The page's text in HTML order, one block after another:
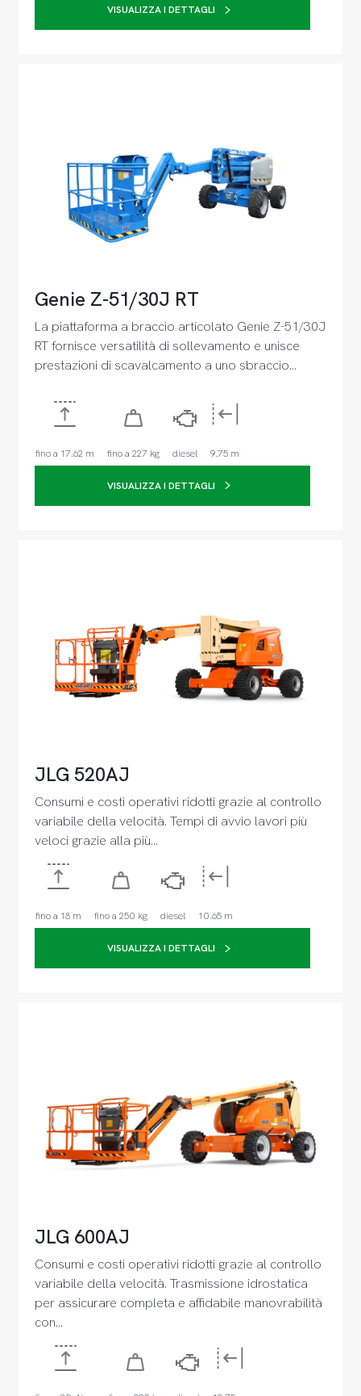
VISUALIZZA I DETTAGLI
Genie Z-51/30J RT
La piattaforma a braccio articolato Genie Z-51/30J
RT fornisce versatilità di sollevamento e unisce
prestazioni di scavalcamento a uno sbraccio…
fino a 17.62 m fino a 227 kg diesel 9.75 m
VISUALIZZA I DETTAGLI
JLG 520AJ
Consumi e costi operativi ridotti grazie al controllo
variabile della velocità. Tempi di avvio lavori più
veloci grazie alla più…
fino a 18 m fino a 250 kg diesel 10.65 m
VISUALIZZA I DETTAGLI
JLG 600AJ
Consumi e costi operativi ridotti grazie al controllo
variabile della velocità. Trasmissione idrostatica
per assicurare completa e affidabile manovrabilità
con…